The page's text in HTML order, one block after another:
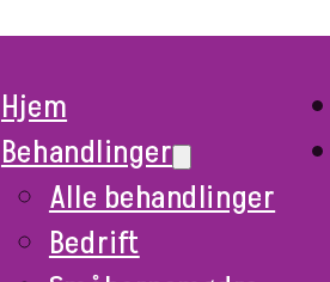
Hjem
Behandlinger
Alle behandlinger
Bedrift